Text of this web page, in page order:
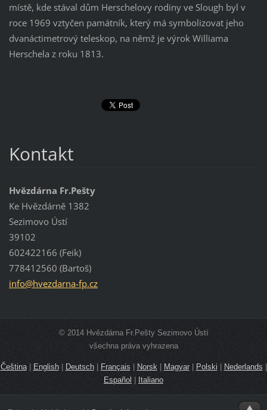
místě, kde stával dům Herschelovy rodiny ve Slough byl v
roce 1969 vztyčen památník, který má symbolizovat jeho
dvanáctimetrový teleskop, na němž je výrok Williama
Herschela z roku 1813.
Kontakt
Hvězdárna Fr.Pešty
Ke Hvězdárně 1382
Sezimovo Ústí
39102
602422166 (Feik)
778412560 (Bartoš)
info@hvezdarna-fp.cz
© 2014 Hvězdárna Fr.Pešty Sezimovo Ústí
všechna práva vyhrazena
Čeština| English| Deutsch| Français Norsk Magyar| Polski Nederlands
Español | Italiano